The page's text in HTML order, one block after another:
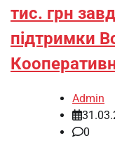
тис. грн
підтримки
Admin
0